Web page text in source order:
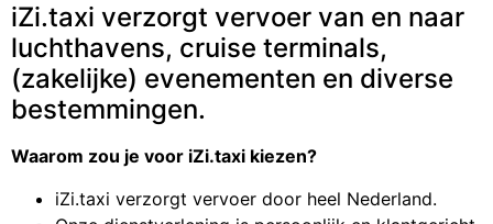
iZi.taxi verzorgt vervoer van en naar
luchthavens, cruise terminals,
(zakelijke) evenementen en diverse
bestemmingen.
Waarom zou je voor iZi.taxi kiezen?
iZi.taxi verzorgt vervoer door heel Nederland.